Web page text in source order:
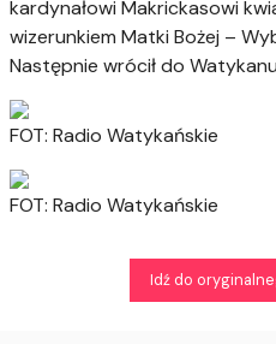
kardynałowi Makrickasowi
wizerunkiem Matki Bożej –
Następnie wrócił do
FOT: Radio Watykańskie
FOT: Radio Watykańskie
Idź do